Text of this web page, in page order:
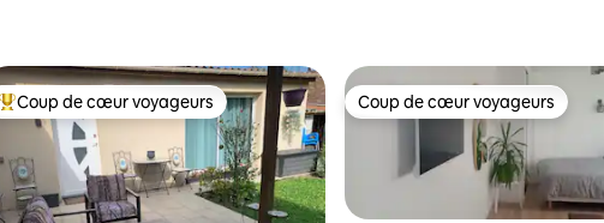
Coups de cœur voyageurs les plus appréciés
Coup de cœur voyageurs Coup de cœur voyageurs
Coup de cœur voyageurs